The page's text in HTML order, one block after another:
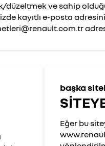
düzeltmek ve sahip
kayıtlı e-posta
başka
Eğer bu